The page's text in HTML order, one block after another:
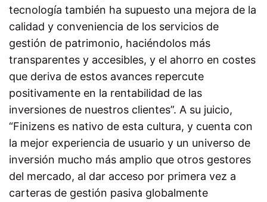
tecnología también ha supuesto una mejora de la
calidad y conveniencia de los servicios de
gestión de patrimonio, haciéndolos más
transparentes y accesibles, y el ahorro en costes
que deriva de estos avances repercute
positivamente en la rentabilidad de las
inversiones de nuestros clientes”. A su juicio,
“Finizens es nativo de esta cultura, y cuenta con
la mejor experiencia de usuario y un universo de
inversión mucho más amplio que otros gestores
del mercado, al dar acceso por primera vez a
carteras de gestión pasiva globalmente